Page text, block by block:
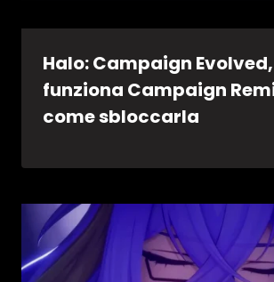
Halo: Campaign
funziona Campaign
come sbloccarla